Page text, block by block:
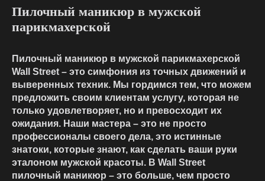
Пилочный маникюр в мужской
парикмахерской
Пилочный маникюр в мужской парикмахерской
Wall Street – это симфония из точных движений и
выверенных техник. Мы гордимся тем, что можем
предложить своим клиентам услугу, которая не
только удовлетворяет, но и превосходит их
ожидания. Наши мастера – это не просто
профессионалы своего дела, это истинные
знатоки, которые знают, как сделать ваши руки
эталоном мужской красоты. В Wall Street
пилочный маникюр – это больше, чем просто